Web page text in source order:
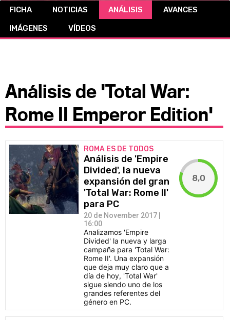
CÓMICS
FICHA NOTICIAS ANÁLISIS
AVANCES
IMÁGENES
VÍDEOS
Análisis de 'Total War:
Rome II Emperor Edition'
ROMA ES DE TODOS
Análisis de 'Empire
Divided', la nueva
expansión del gran
'Total War: Rome II'
para PC
20 de November 2017 |
16:00
Analizamos 'Empire
Divided' la nueva y larga
campaña para 'Total War:
Rome II'. Una expansión
que deja muy claro que a
día de hoy, 'Total War'
sigue siendo uno de los
grandes referentes del
género en PC.
8,0